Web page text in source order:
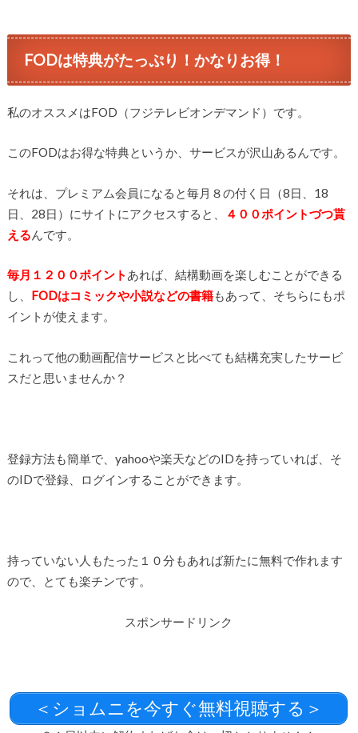
FODは特典がたっぷり！かなりお得！
私のオススメはFOD（フジテレビオンデマンド）です。
このFODはお得な特典というか、サービスが沢山あるんです。
それは、プレミアム会員になると毎月８の付く日（8日、18
日、28日）にサイトにアクセスすると、
４００ポイントづつ貰
えるんです。
毎月１２００ポイント あれば、結構動画を楽しむことができる
し、 FODはコミックや小説などの書籍もあって、そちらにもポ
イントが使えます。
これって他の動画配信サービスと比べても結構充実したサービ
スだと思いませんか？
登録方法も簡単で、yahooや楽天などのIDを持っていれば、そ
のIDで登録、ログインすることができます。
持っていない人もたった１０分もあれば新たに無料で作れます
ので、とても楽チンです。
スポンサードリンク
＜ショムニを今すぐ無料視聴する＞